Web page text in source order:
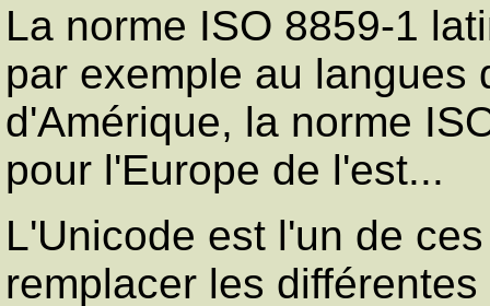
La norme ISO 8859-1
par exemple au langues
d'Amérique, la norme
pour l'Europe de l'est...
L'Unicode est l'un de
remplacer les